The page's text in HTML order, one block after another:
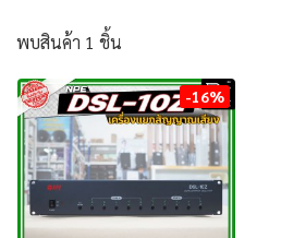
พบสินค้า 1 ชิ้น
-16%